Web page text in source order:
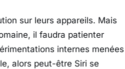
sur leurs appareils. Mais
il faudra patienter
internes menées
alors peut-être Siri se